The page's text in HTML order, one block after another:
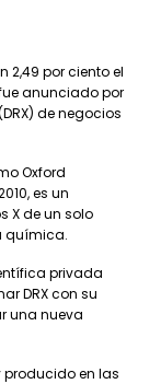
2,49 por ciento el
anunciado por
de negocios
Oxford
es un
X de un solo
química.
privada
DRX con su
una nueva
producido en las